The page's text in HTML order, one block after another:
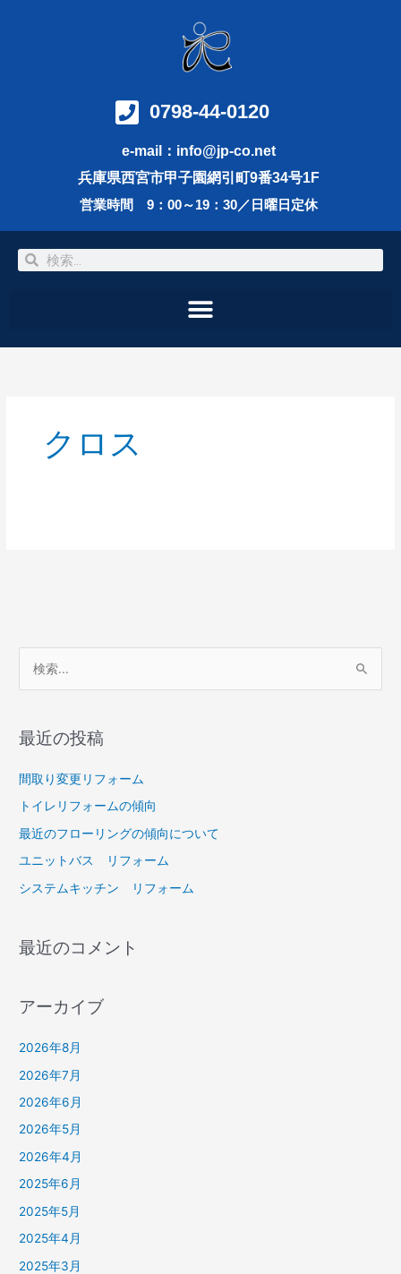
0798-44-0120
e-mail：info@jp-co.net
兵庫県西宮市甲子園網引町9番34号1F
営業時間 9：00～19：30／日曜日定休
検
索
検
索
クロス
象
最近の投稿
間取り変更リフォーム
トイレリフォームの傾向
最近のフローリングの傾向について
ユニットバス リフォーム
システムキッチン リフォーム
最近のコメント
アーカイブ
2026年8月
2026年7月
2026年6月
2026年5月
2026年4月
2025年6月
2025年5月
2025年4月
2025年3月